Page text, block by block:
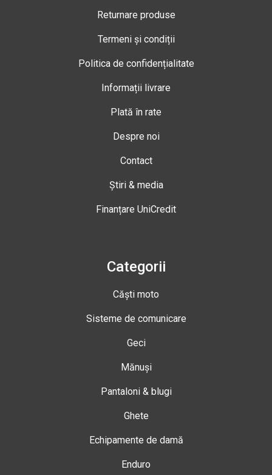
Returnare produse
Termeni și condiții
Politica de confidențialitate
Informații livrare
Plată în rate
Despre noi
Contact
Știri & media
Finanțare UniCredit
Categorii
Căști moto
Sisteme de comunicare
Geci
Mănuși
Pantaloni & blugi
Ghete
Echipamente de damă
Enduro